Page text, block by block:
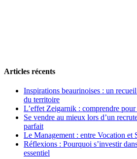
Articles récents
Inspirations beaurinoises : un
du territoire
L’effet Zeigarnik : comprendre
Se vendre au mieux lors d’un
parfait
Le Management : entre Vocation et
Réflexions : Pourquoi s’investir
essentiel